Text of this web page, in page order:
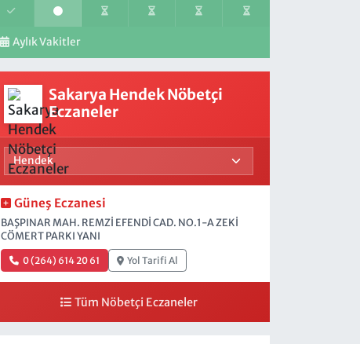
Aylık Vakitler
Sakarya Hendek Nöbetçi
Eczaneler
Güneş Eczanesi
BAŞPINAR MAH. REMZİ EFENDİ CAD. NO.1-A ZEKİ
CÖMERT PARKI YANI
0 (264) 614 20 61 Yol Tarifi Al
Tüm Nöbetçi Eczaneler